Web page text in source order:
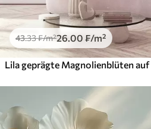
43.33₣/m²26.00 ₣/m²